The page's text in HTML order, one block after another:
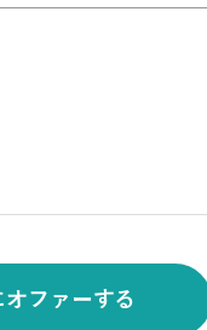
ファーする